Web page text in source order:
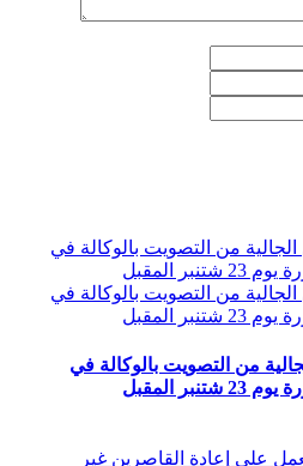
من التصويت بالوكالة في
المقبل